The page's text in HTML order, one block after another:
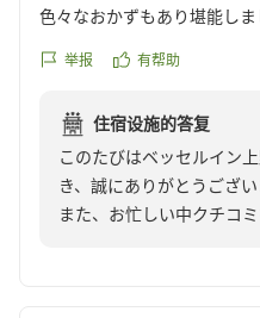
色々なおかずもあり堪能しま
を引きたててました。
ルケーキ シュークリームと
口に合いました。
駅チカで 又訪れたいお宿に
クチコミの詳細はこちらか
举报 有帮助
住宿设施的答复
このたびはベッセルイン
き、誠にありがとうござい
また、お忙しい中クチコ